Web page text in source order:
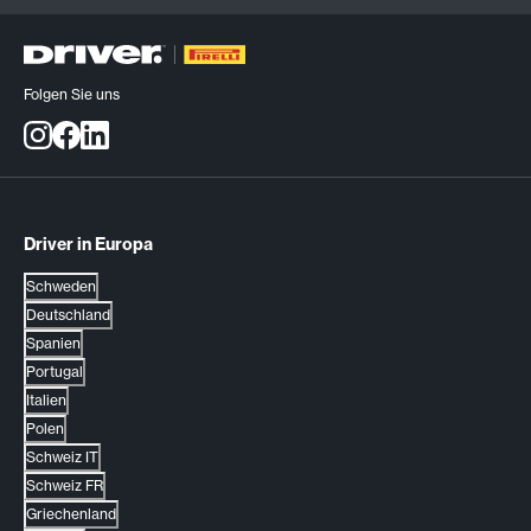
Folgen Sie uns
Driver in Europa
Schweden
Deutschland
Spanien
Portugal
Italien
Polen
Schweiz IT
Schweiz FR
Griechenland